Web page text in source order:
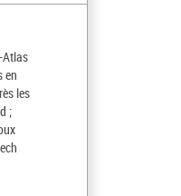
Atlas
en
les
;